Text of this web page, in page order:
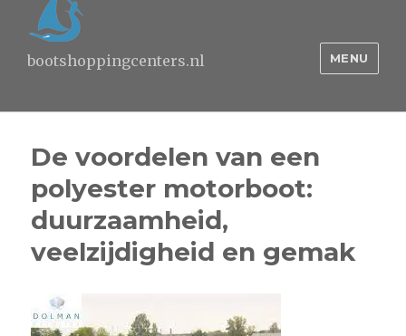
bootshoppingcenters.nl MENU
De voordelen van een
polyester motorboot:
duurzaamheid,
veelzijdigheid en gemak